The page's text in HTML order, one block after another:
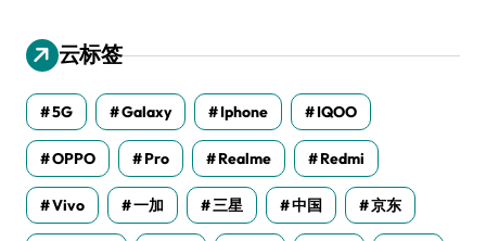
云标签
5G Galaxy Iphone IQOO
OPPO Pro Realme Redmi
Vivo 一加 三星 中国 京东